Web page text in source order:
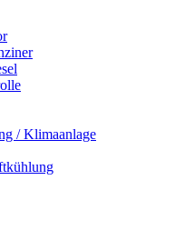
/ Klimaanlage